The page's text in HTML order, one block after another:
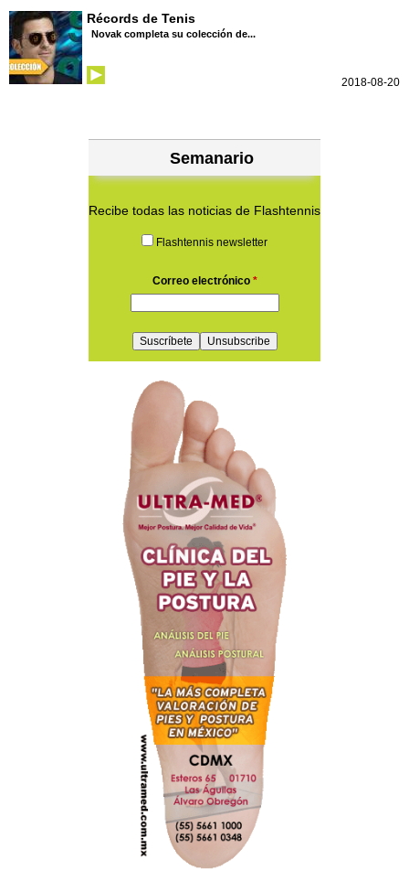
Récords de Tenis
Novak completa su colección de...
2018-08-20
Semanario
Recibe todas las noticias de Flashtennis
Flashtennis newsletter
Correo electrónico *